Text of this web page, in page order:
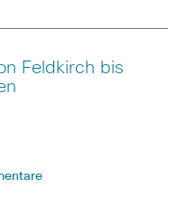
Feldkirch bis